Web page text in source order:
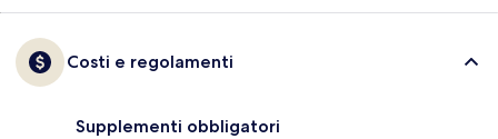
Costi e regolamenti
Supplementi obbligatori